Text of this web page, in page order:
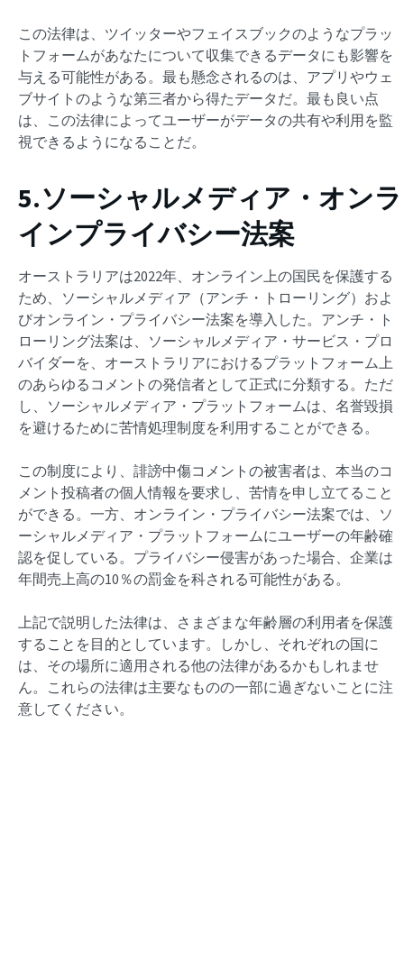
この法律は、ツイッターやフェイスブックのようなプラッ
トフォームがあなたについて収集できるデータにも影響を
与える可能性がある。最も懸念されるのは、アプリやウェ
ブサイトのような第三者から得たデータだ。最も良い点
は、この法律によってユーザーがデータの共有や利用を監
視できるようになることだ。
5.ソーシャルメディア・オンラ
インプライバシー法案
オーストラリアは2022年、オンライン上の国民を保護する
ため、ソーシャルメディア（アンチ・トローリング）およ
びオンライン・プライバシー法案を導入した。アンチ・ト
ローリング法案は、ソーシャルメディア・サービス・プロ
バイダーを、オーストラリアにおけるプラットフォーム上
のあらゆるコメントの発信者として正式に分類する。ただ
し、ソーシャルメディア・プラットフォームは、名誉毀損
を避けるために苦情処理制度を利用することができる。
この制度により、誹謗中傷コメントの被害者は、本当のコ
メント投稿者の個人情報を要求し、苦情を申し立てること
ができる。一方、オンライン・プライバシー法案では、ソ
ーシャルメディア・プラットフォームにユーザーの年齢確
認を促している。プライバシー侵害があった場合、企業は
年間売上高の10％の罰金を科される可能性がある。
上記で説明した法律は、さまざまな年齢層の利用者を保護
することを目的としています。しかし、それぞれの国に
は、その場所に適用される他の法律があるかもしれませ
ん。これらの法律は主要なものの一部に過ぎないことに注
意してください。